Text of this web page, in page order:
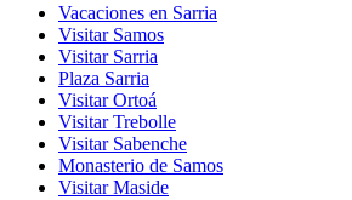
Vacaciones en Sarria
Visitar Samos
Visitar Sarria
Plaza Sarria
Visitar Ortoá
Visitar Trebolle
Visitar Sabenche
Monasterio de Samos
Visitar Maside